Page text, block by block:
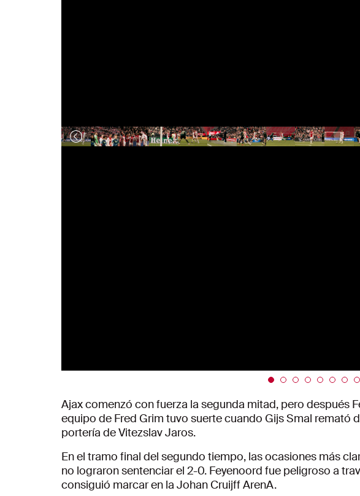
Ajax comenzó con fuerza la segunda mitad, pero después
equipo de Fred Grim tuvo suerte cuando Gijs Smal remató
portería de Vitezslav Jaros.
En el tramo final del segundo tiempo, las ocasiones más
no lograron sentenciar el 2-0. Feyenoord fue peligroso a
consiguió marcar en la Johan Cruijff ArenA.